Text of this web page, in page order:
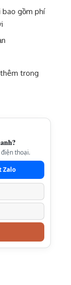
bao gồm phí
trong
thoại.
Zalo